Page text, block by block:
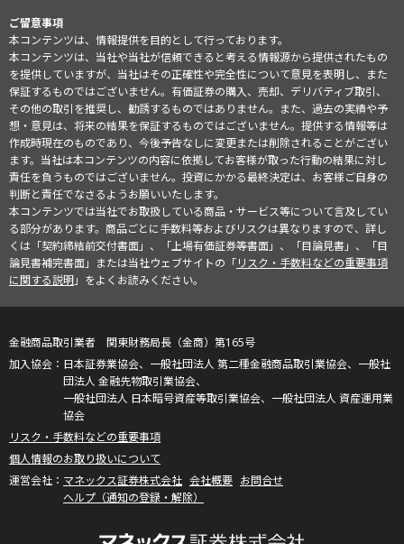
ご留意事項
本コンテンツは、情報提供を目的として行っております。
本コンテンツは、当社や当社が信頼できると考える情報源から提供されたもの
を提供していますが、当社はその正確性や完全性について意見を表明し、また
保証するものではございません。有価証券の購入、売却、デリバティブ取引、
その他の取引を推奨し、勧誘するものではありません。また、過去の実績や予
想・意見は、将来の結果を保証するものではございません。提供する情報等は
作成時現在のものであり、今後予告なしに変更または削除されることがござい
ます。当社は本コンテンツの内容に依拠してお客様が取った行動の結果に対し
責任を負うものではございません。投資にかかる最終決定は、お客様ご自身の
判断と責任でなさるようお願いいたします。
本コンテンツでは当社でお取扱している商品・サービス等について言及してい
る部分があります。商品ごとに手数料等およびリスクは異なりますので、詳し
くは「契約締結前交付書面」、「上場有価証券等書面」、「目論見書」、「目
論見書補完書面」または当社ウェブサイトの「リスク・手数料などの重要事項
に関する説明」をよくお読みください。
金融商品取引業者 関東財務局長（金商）第165号
日本証券業協会、一般社団法人 第二種金融商品取引業協会、一般社
団法人 金融先物取引業協会、
一般社団法人 日本暗号資産等取引業協会、一般社団法人 資産運用業
協会
リスク・手数料などの重要事項
個人情報のお取り扱いについて
マネックス証券株式会社 会社概要 お問合せ
ヘルプ（通知の登録・解除）